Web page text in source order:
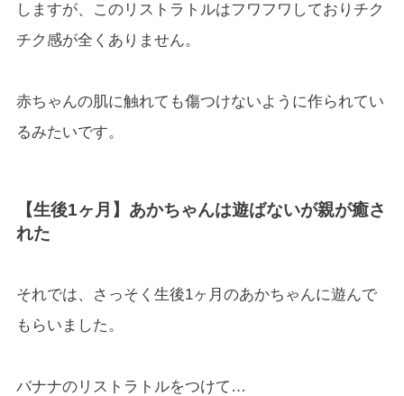
しますが、このリストラトルはフワフワしておりチク
チク感が全くありません。
赤ちゃんの肌に触れても傷つけないように作られてい
るみたいです。
【生後1ヶ月】あかちゃんは遊ばないが親が癒さ
れた
それでは、さっそく生後1ヶ月のあかちゃんに遊んで
もらいました。
バナナのリストラトルをつけて…